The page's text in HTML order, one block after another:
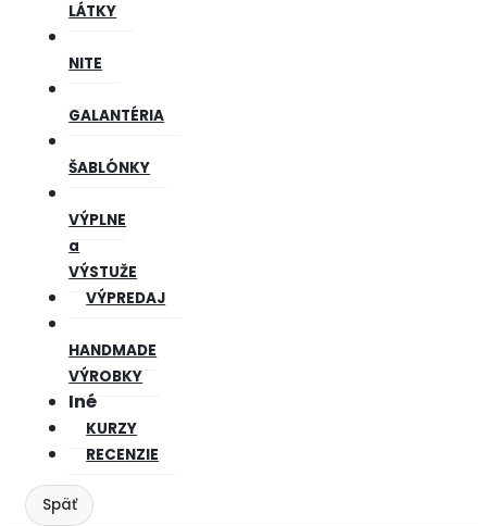
LÁTKY
NITE
GALANTÉRIA
ŠABLÓNKY
VÝPLNE
a
VÝSTUŽE
VÝPREDAJ
HANDMADE
VÝROBKY
Iné
KURZY
RECENZIE